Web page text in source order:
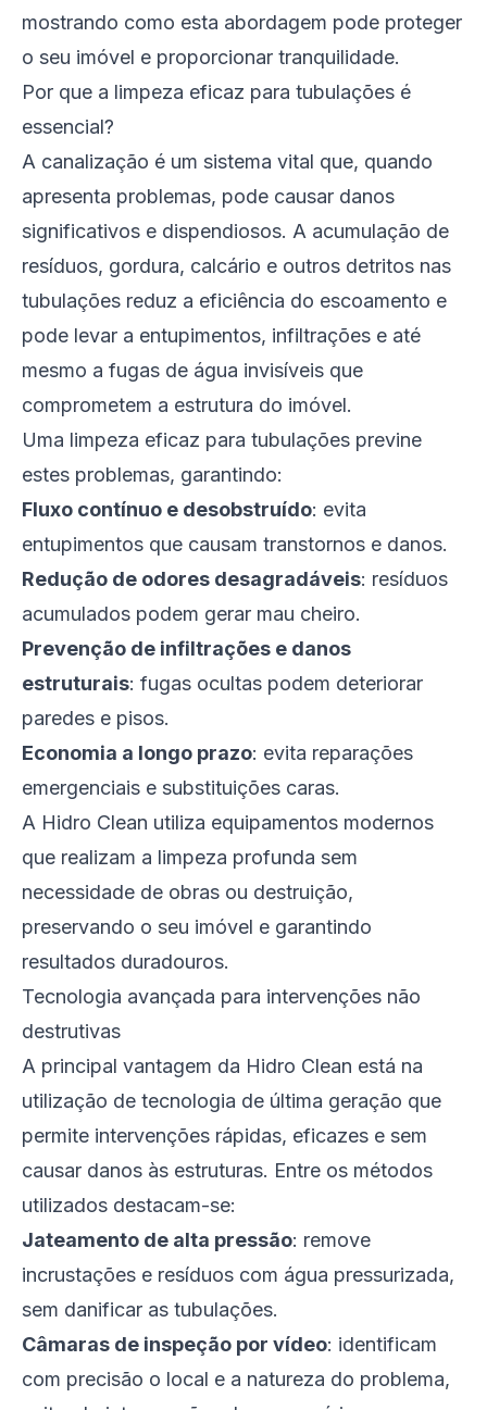
mostrando como esta abordagem pode proteger
o seu imóvel e proporcionar tranquilidade.
Por que a limpeza eficaz para tubulações é
essencial?
A canalização é um sistema vital que, quando
apresenta problemas, pode causar danos
significativos e dispendiosos. A acumulação de
resíduos, gordura, calcário e outros detritos nas
tubulações reduz a eficiência do escoamento e
pode levar a entupimentos, infiltrações e até
mesmo a fugas de água invisíveis que
comprometem a estrutura do imóvel.
Uma limpeza eficaz para tubulações previne
estes problemas, garantindo:
Fluxo contínuo e desobstruído: evita
entupimentos que causam transtornos e danos.
Redução de odores desagradáveis: resíduos
acumulados podem gerar mau cheiro.
Prevenção de infiltrações e danos
estruturais: fugas ocultas podem deteriorar
paredes e pisos.
Economia a longo prazo: evita reparações
emergenciais e substituições caras.
A Hidro Clean utiliza equipamentos modernos
que realizam a limpeza profunda sem
necessidade de obras ou destruição,
preservando o seu imóvel e garantindo
resultados duradouros.
Tecnologia avançada para intervenções não
destrutivas
A principal vantagem da Hidro Clean está na
utilização de tecnologia de última geração que
permite intervenções rápidas, eficazes e sem
causar danos às estruturas. Entre os métodos
utilizados destacam-se:
Jateamento de alta pressão: remove
incrustações e resíduos com água pressurizada,
sem danificar as tubulações.
Câmaras de inspeção por vídeo: identificam
com precisão o local e a natureza do problema,